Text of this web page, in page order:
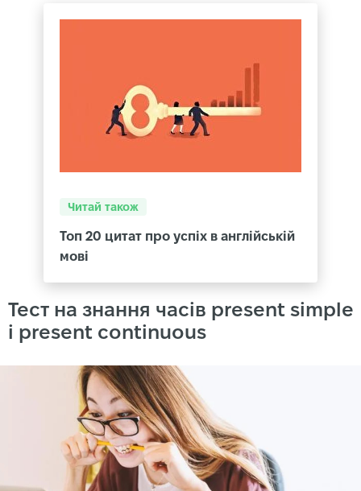
Читай також
Топ 20 цитат про успіх в англійській
мові
Тест на знання часів present simple
і present continuous